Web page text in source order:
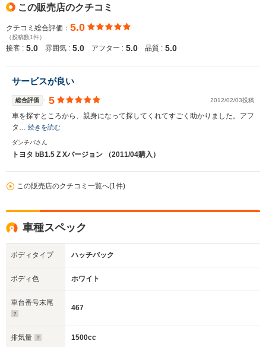
この販売店のクチコミ
クチコミ総合評価： 5.0
（投稿数1件）
接客 : 5.0 雰囲気 : 5.0 アフター : 5.0 品質 : 5.0
サービスが良い
総合評価 5 2012/02/03投稿
車を探すところから、親身になって探してくれてすごく助かりました。アフ
タ… 続きを読む
ダンチバさん
トヨタ bB1.5 Z Xバージョン （2011/04購入）
この販売店のクチコミ一覧へ(1件)
車種スペック
ボディタイプ ハッチバック
ボディ色 ホワイト
車台番号末尾
467
排気量 1500cc